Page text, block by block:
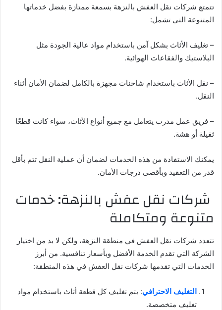
تتمتع شركات نقل العفش بالنزهة بسمعة ممتازة بفضل خدماتها
المتنوعة التي تشمل:
– تغليف الأثاث بشكل آمن باستخدام مواد عالية الجودة مثل
البلاستيك والفقاعات الهوائية.
– نقل الأثاث باستخدام شاحنات مجهزة بالكامل لضمان الأمان أثناء
النقل.
– فريق عمل مدرب يتعامل مع جميع أنواع الأثاث، سواء كانت قطعًا
ثقيلة أو هشة.
يمكنك الاستفادة من هذه الخدمات لضمان أن عملية النقل تتم بأقل
قدر من التعقيد وبأقصى درجات الأمان.
شركات نقل عفش بالنزهة: خدمات
متنوعة ومتكاملة
تتعدد شركات نقل العفش في منطقة النزهة، ولكن لا بد من اختيار
الشركة التي تقدم الخدمة الأفضل وبأسعار تنافسية. من أبرز
الخدمات التي تقدمها شركات نقل العفش في هذه المنطقة:
التغليف الاحترافي: يتم تغليف كل قطعة أثاث باستخدام مواد
تغليف متخصصة.